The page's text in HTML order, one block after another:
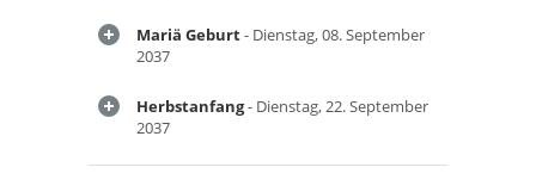
Mariä Geburt- Dienstag, 08. September
2037
Herbstanfang- Dienstag, 22. September
2037